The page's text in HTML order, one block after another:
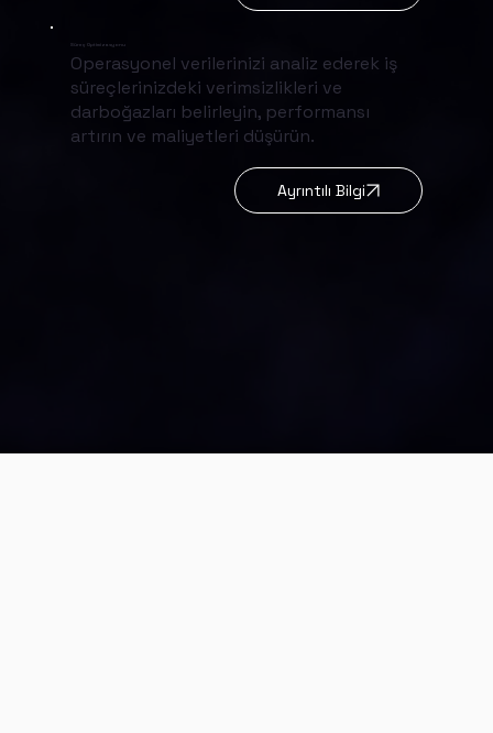
Süreç Optimizasyonu
Operasyonel verilerinizi analiz ederek iş
süreçlerinizdeki verimsizlikleri ve
darboğazları belirleyin, performansı
artırın ve maliyetleri düşürün.
Ayrıntılı Bilgi